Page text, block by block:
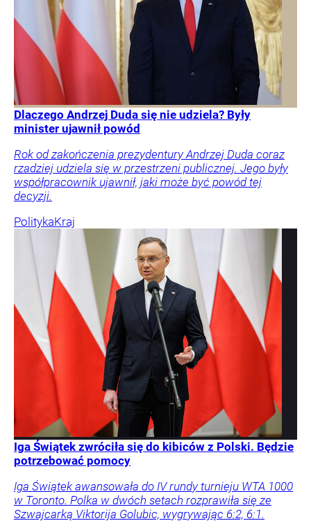
Dlaczego Andrzej Duda się nie udziela? Były
minister ujawnił powód
Rok od zakończenia prezydentury Andrzej Duda coraz
rzadziej udziela się w przestrzeni publicznej. Jego były
współpracownik ujawnił, jaki może być powód tej
decyzji.
PolitykaKraj
Iga Świątek zwróciła się do kibiców z Polski. Będzie
potrzebować pomocy
Iga Świątek awansowała do IV rundy turnieju WTA 1000
w Toronto. Polka w dwóch setach rozprawiła się ze
Szwajcarką Viktorija Golubic, wygrywając 6:2, 6:1.